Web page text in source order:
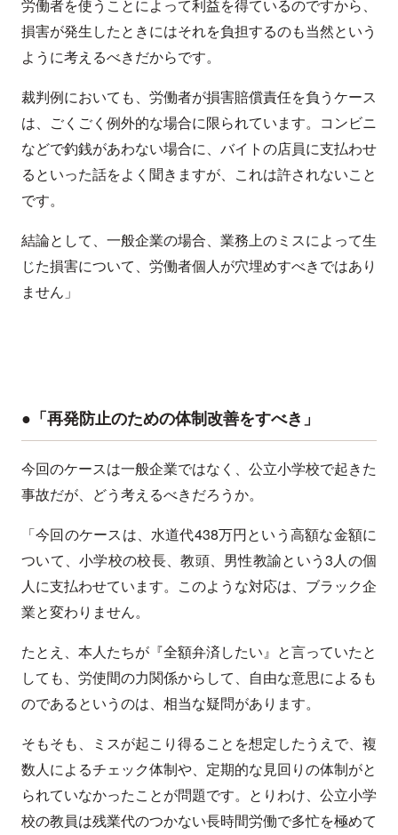
労働者を使うことによって利益を得ているのですから、
損害が発生したときにはそれを負担するのも当然という
ように考えるべきだからです。
裁判例においても、労働者が損害賠償責任を負うケース
は、ごくごく例外的な場合に限られています。コンビニ
などで釣銭があわない場合に、バイトの店員に支払わせ
るといった話をよく聞きますが、これは許されないこと
です。
結論として、一般企業の場合、業務上のミスによって生
じた損害について、労働者個人が穴埋めすべきではあり
ません」
● 「再発防止のための体制改善をすべき」
今回のケースは一般企業ではなく、公立小学校で起きた
事故だが、どう考えるべきだろうか。
「今回のケースは、水道代438万円という高額な金額に
ついて、小学校の校長、教頭、男性教諭という3人の個
人に支払わせています。このような対応は、ブラック企
業と変わりません。
たとえ、本人たちが『全額弁済したい』と言っていたと
しても、労使間の力関係からして、自由な意思によるも
のであるというのは、相当な疑問があります。
そもそも、ミスが起こり得ることを想定したうえで、複
数人によるチェック体制や、定期的な見回りの体制がと
られていなかったことが問題です。とりわけ、公立小学
校の教員は残業代のつかない長時間労働で多忙を極めて